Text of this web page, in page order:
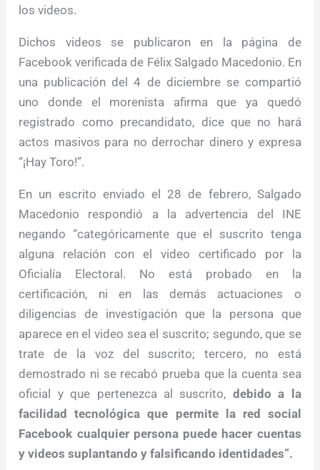
los videos.
Dichos videos se publicaron en la página de
Facebook verificada de Félix Salgado Macedonio. En
una publicación del 4 de diciembre se compartió
uno donde el morenista afirma que ya quedó
registrado como precandidato, dice que no hará
actos masivos para no derrochar dinero y expresa
“¡Hay Toro!”.
En un escrito enviado el 28 de febrero, Salgado
Macedonio respondió a la advertencia del INE
negando “categóricamente que el suscrito tenga
alguna relación con el video certificado por la
Oficialía Electoral. No está probado en la
certificación, ni en las demás actuaciones o
diligencias de investigación que la persona que
aparece en el video sea el suscrito; segundo, que se
trate de la voz del suscrito; tercero, no está
demostrado ni se recabó prueba que la cuenta sea
oficial y que pertenezca al suscrito, debido a la
facilidad tecnológica que permite la red social
Facebook cualquier persona puede hacer cuentas
y videos suplantando y falsificando identidades”.